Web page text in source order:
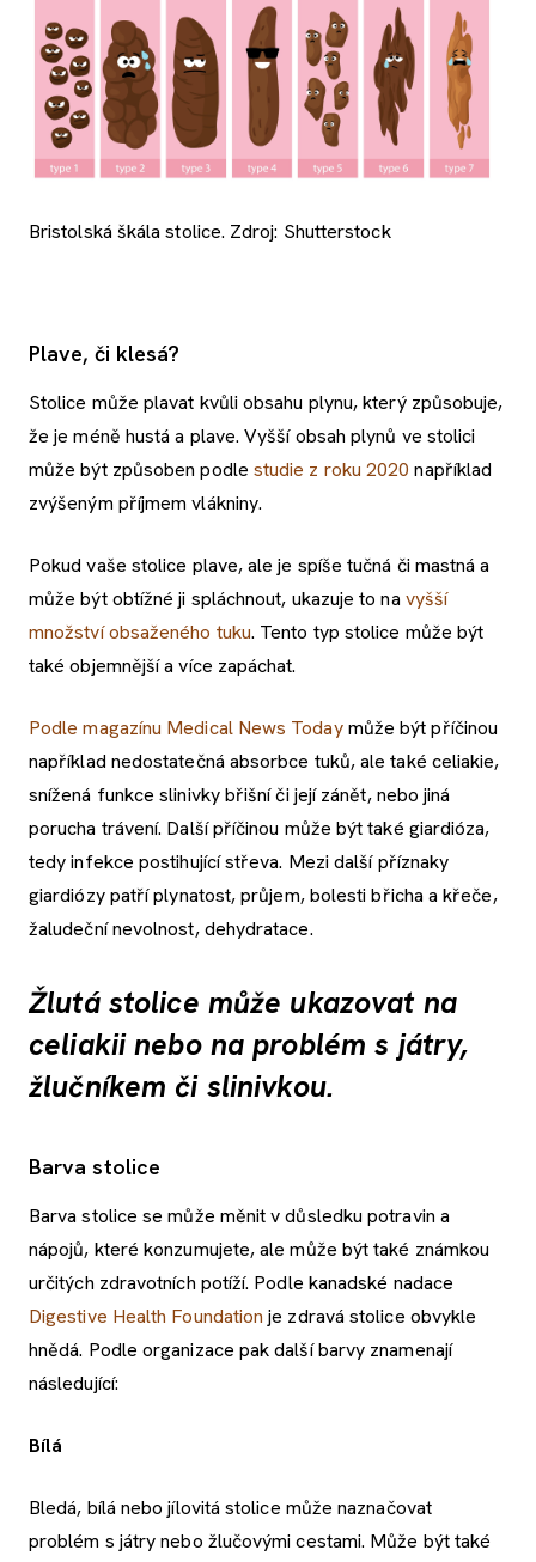
Bristolská škála stolice. Zdroj: Shutterstock
Plave, či klesá?
Stolice může plavat kvůli obsahu plynu, který způsobuje,
že je méně hustá a plave. Vyšší obsah plynů ve stolici
může být způsoben podle studie z roku 2020 například
zvýšeným příjmem vlákniny.
Pokud vaše stolice plave, ale je spíše tučná či mastná a
může být obtížné ji spláchnout, ukazuje to na vyšší
množství obsaženého tuku. Tento typ stolice může být
také objemnější a více zapáchat.
Podle magazínu Medical News Todaymůže být příčinou
například nedostatečná absorbce tuků, ale také celiakie,
snížená funkce slinivky břišní či její zánět, nebo jiná
porucha trávení. Další příčinou může být také giardióza,
tedy infekce postihující střeva. Mezi další příznaky
giardiózy patří plynatost, průjem, bolesti břicha a křeče,
žaludeční nevolnost, dehydratace.
Žlutá stolice může ukazovat na
celiakii nebo na problém s játry,
žlučníkem či slinivkou.
Barva stolice
Barva stolice se může měnit v důsledku potravin a
nápojů, které konzumujete, ale může být také známkou
určitých zdravotních potíží. Podle kanadské nadace
Digestive Health Foundation je zdravá stolice obvykle
hnědá. Podle organizace pak další barvy znamenají
následující:
Bílá
Bledá, bílá nebo jílovitá stolice může naznačovat
problém s játry nebo žlučovými cestami. Může být také